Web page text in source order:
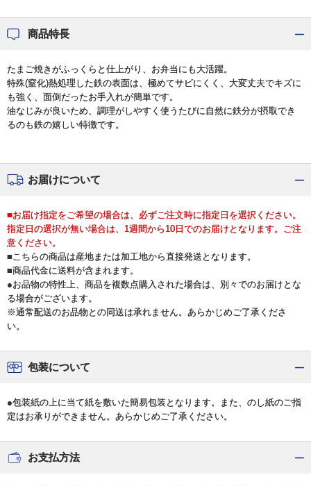
商品特長
たまご焼きがふっくらと仕上がり、お弁当にも大活躍。
特殊(窒化)熱処理した鉄の表面は、極めてサビにくく、大変丈夫でキズに
も強く、面倒だったお手入れが簡単です。
油なじみが良いため、調理がしやすく使うたびに自然に鉄分が摂取でき
るのも鉄の嬉しい特徴です。
お届けについて
■お届け指定をご希望の場合は、必ずご注文時に指定日を選択ください。
指定日の選択が無い場合は、1週間から10日でのお届けとなります。ご注
意ください。
■こちらの商品は産地または加工地から直接発送となります。
■商品代金に送料が含まれます。
●お品物の特性上、商品を複数点購入された場合は、別々でのお届けとな
る場合がございます。
※通常配送のお品物との同送は承れません。あらかじめご了承くださ
い。
包装について
●包装紙の上に当て紙を敷いた簡易包装となります。また、のし紙のご指
定はお承りができません。あらかじめご了承ください。
お支払方法